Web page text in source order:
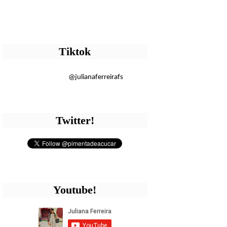
Tiktok
@julianaferreirafs
Twitter!
Youtube!